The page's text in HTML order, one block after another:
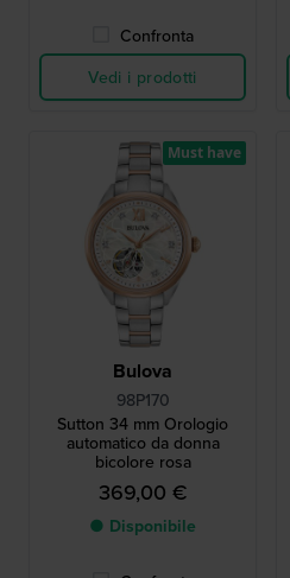
Confronta
Vedi i prodotti
Bulova
98P170
Sutton 34 mm Orologio
automatico da donna
bicolore rosa
369,00 €
● Disponibile
Must have